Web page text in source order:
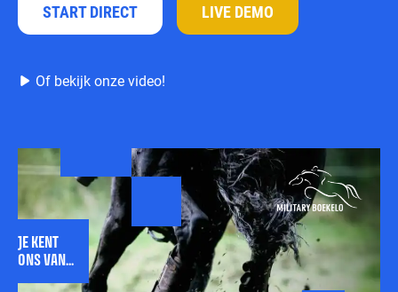
START DIRECT LIVE DEMO
Of bekijk onze video!
JE KENT
ONS VAN...